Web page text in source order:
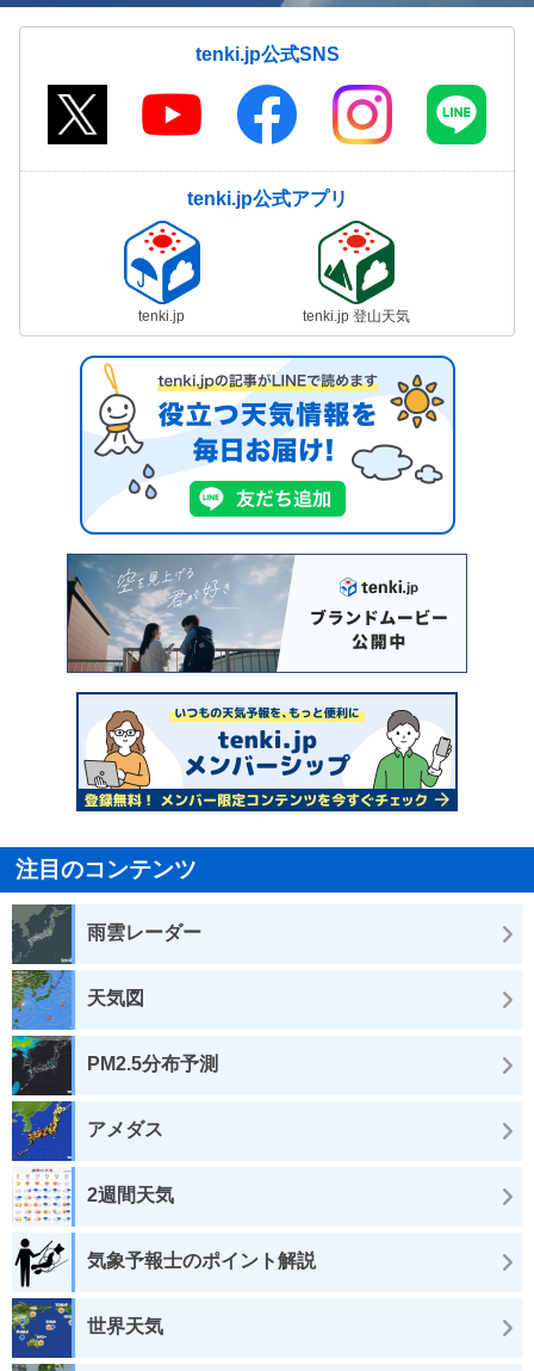
tenki.jp公式SNS
tenki.jp公式アプリ
tenki.jp tenki.jp 登山天気
注目のコンテンツ
雨雲レーダー
天気図
PM2.5分布予測
アメダス
2週間天気
気象予報士のポイント解説
世界天気